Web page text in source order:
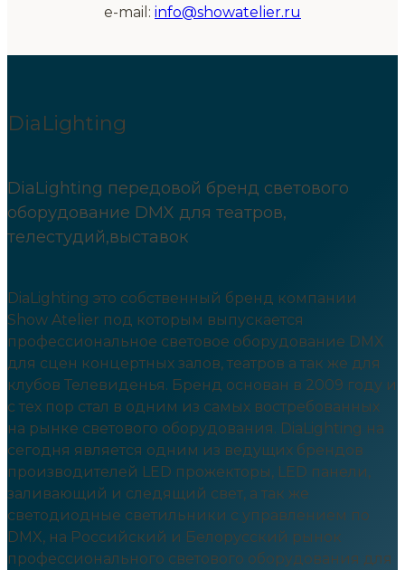
e-mail: info@showatelier.ru
DiaLighting
DiaLighting передовой бренд светового
оборудование DMX для театров,
телестудий,выставок
DiaLighting это собственный бренд компании
Show Atelier под которым выпускается
профессиональное световое оборудование DMX
для сцен концертных залов, театров а так же для
клубов Телевиденья. Бренд основан в 2009 году и
с тех пор стал в одним из самых востребованных
на рынке светового оборудования. DiaLighting на
сегодня является одним из ведущих брендов
производителей LED прожекторы, LED панели,
заливающий и следящий свет, а так же
светодиодные светильники с управлением по
DMX, на Российский и Белорусский рынок
профессионального светового оборудования для